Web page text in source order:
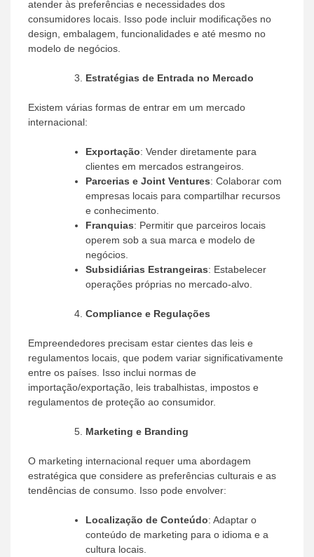
atender às preferências e necessidades dos
consumidores locais. Isso pode incluir modificações no
design, embalagem, funcionalidades e até mesmo no
modelo de negócios.
Estratégias de Entrada no Mercado
Existem várias formas de entrar em um mercado
internacional:
Exportação: Vender diretamente para
clientes em mercados estrangeiros.
Parcerias e Joint Ventures: Colaborar com
empresas locais para compartilhar recursos
e conhecimento.
Franquias: Permitir que parceiros locais
operem sob a sua marca e modelo de
negócios.
Subsidiárias Estrangeiras: Estabelecer
operações próprias no mercado-alvo.
Compliance e Regulações
Empreendedores precisam estar cientes das leis e
regulamentos locais, que podem variar significativamente
entre os países. Isso inclui normas de
importação/exportação, leis trabalhistas, impostos e
regulamentos de proteção ao consumidor.
Marketing e Branding
O marketing internacional requer uma abordagem
estratégica que considere as preferências culturais e as
tendências de consumo. Isso pode envolver:
Localização de Conteúdo: Adaptar o
conteúdo de marketing para o idioma e a
cultura locais.